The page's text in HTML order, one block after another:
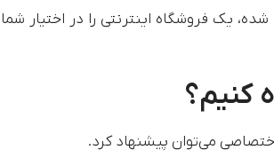
یک فروشگاه اینترنتی را در اختیار شما
کنیم؟
می‌توان پیشنهاد کرد.